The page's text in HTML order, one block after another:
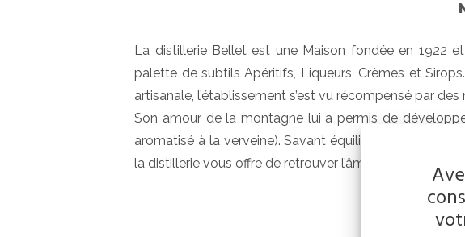
La distillerie Bellet est une Maison fondée en 1922
palette de subtils Apéritifs, Liqueurs, Crèmes et
artisanale, l’établissement s’est vu récompensé par
Son amour de la montagne lui a permis de
aromatisé à la verveine). Savant équilibre entre le
la distillerie vous offre de retrouver l’âme parfumée de